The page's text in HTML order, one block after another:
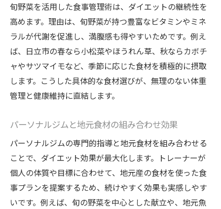
旬野菜を活用した食事管理術は、ダイエットの継続性を
高めます。理由は、旬野菜が持つ豊富なビタミンやミネ
ラルが代謝を促進し、満腹感も得やすいためです。例え
ば、日立市の春なら小松菜やほうれん草、秋ならカボチ
ャやサツマイモなど、季節に応じた食材を積極的に摂取
します。こうした具体的な食材選びが、無理のない体重
管理と健康維持に直結します。
パーソナルジムと地元食材の組み合わせ効果
パーソナルジムの専門的指導と地元食材を組み合わせる
ことで、ダイエット効果が最大化します。トレーナーが
個人の体質や目標に合わせて、地元産の食材を使った食
事プランを提案するため、続けやすく効果も実感しやす
いです。例えば、旬の野菜を中心とした献立や、地元魚